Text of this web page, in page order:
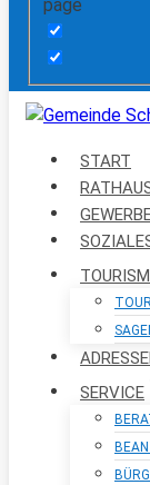
page
START
SERVICE